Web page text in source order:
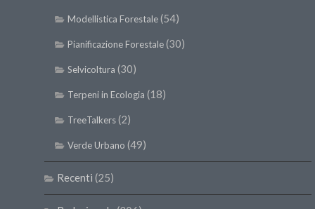
Modellistica Forestale(54)
Pianificazione Forestale(30)
Selvicoltura (30)
Terpeni in Ecologia (18)
TreeTalkers(2)
Verde Urbano (49)
Recenti (25)